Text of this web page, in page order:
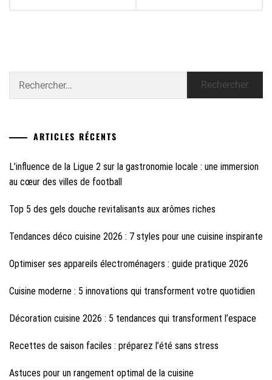
ARTICLES RÉCENTS
L’influence de la Ligue 2 sur la gastronomie locale : une immersion
au cœur des villes de football
Top 5 des gels douche revitalisants aux arômes riches
Tendances déco cuisine 2026 : 7 styles pour une cuisine inspirante
Optimiser ses appareils électroménagers : guide pratique 2026
Cuisine moderne : 5 innovations qui transforment votre quotidien
Décoration cuisine 2026 : 5 tendances qui transforment l’espace
Recettes de saison faciles : préparez l’été sans stress
Astuces pour un rangement optimal de la cuisine